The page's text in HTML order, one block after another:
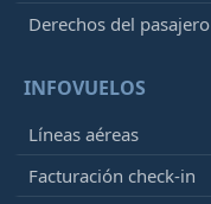
Derechos del pasajero
INFOVUELOS
Líneas aéreas
Facturación check-in